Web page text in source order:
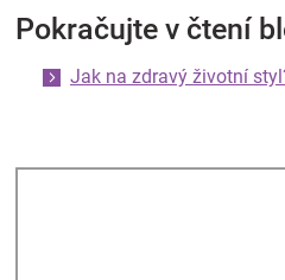
Pokračujte v čtení
Jak na zdravý životní